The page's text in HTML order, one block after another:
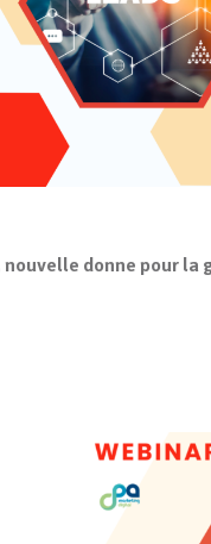
nouvelle donne pour